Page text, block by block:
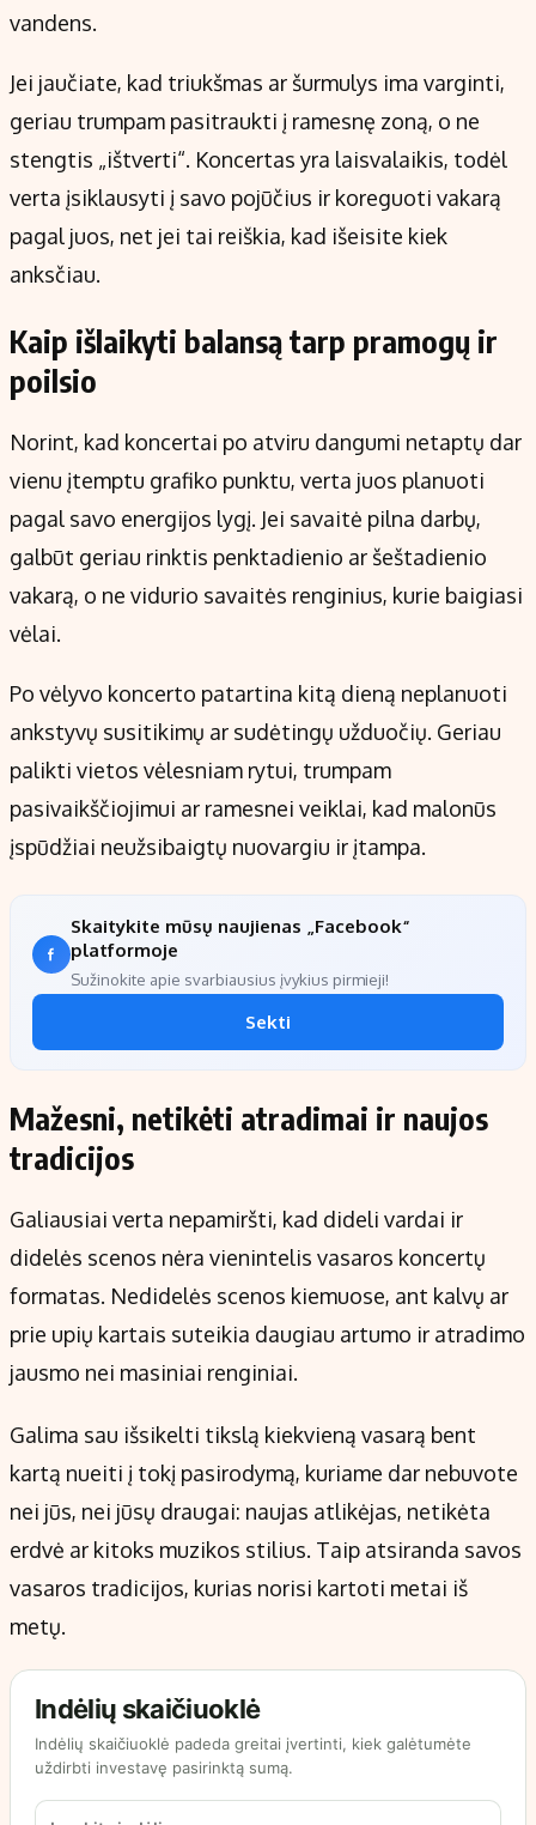
vandens.
Jei jaučiate, kad triukšmas ar šurmulys ima varginti,
geriau trumpam pasitraukti į ramesnę zoną, o ne
stengtis „ištverti“. Koncertas yra laisvalaikis, todėl
verta įsiklausyti į savo pojūčius ir koreguoti vakarą
pagal juos, net jei tai reiškia, kad išeisite kiek
anksčiau.
Kaip išlaikyti balansą tarp pramogų ir
poilsio
Norint, kad koncertai po atviru dangumi netaptų dar
vienu įtemptu grafiko punktu, verta juos planuoti
pagal savo energijos lygį. Jei savaitė pilna darbų,
galbūt geriau rinktis penktadienio ar šeštadienio
vakarą, o ne vidurio savaitės renginius, kurie baigiasi
vėlai.
Po vėlyvo koncerto patartina kitą dieną neplanuoti
ankstyvų susitikimų ar sudėtingų užduočių. Geriau
palikti vietos vėlesniam rytui, trumpam
pasivaikščiojimui ar ramesnei veiklai, kad malonūs
įspūdžiai neužsibaigtų nuovargiu ir įtampa.
Skaitykite mūsų naujienas „Facebook“
platformoje
Sužinokite apie svarbiausius įvykius pirmieji!
Sekti
Mažesni, netikėti atradimai ir naujos
tradicijos
Galiausiai verta nepamiršti, kad dideli vardai ir
didelės scenos nėra vienintelis vasaros koncertų
formatas. Nedidelės scenos kiemuose, ant kalvų ar
prie upių kartais suteikia daugiau artumo ir atradimo
jausmo nei masiniai renginiai.
Galima sau išsikelti tikslą kiekvieną vasarą bent
kartą nueiti į tokį pasirodymą, kuriame dar nebuvote
nei jūs, nei jūsų draugai: naujas atlikėjas, netikėta
erdvė ar kitoks muzikos stilius. Taip atsiranda savos
vasaros tradicijos, kurias norisi kartoti metai iš
metų.